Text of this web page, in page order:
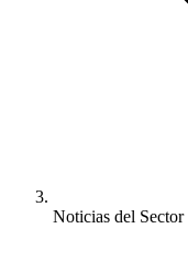
Noticias del Sector